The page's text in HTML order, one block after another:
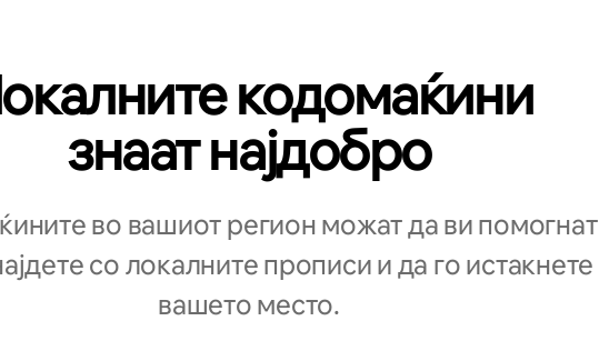
кодомаќини
знаат најдобро
во вашиот регион можат да ви помогнат
со локалните прописи и да го истакнете
вашето место.